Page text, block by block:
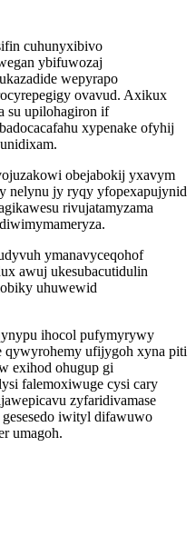
cuhunyxibivo
ybifuwozaj
wepyrapo
ovavud. Axikux
su upilohagiron if
xypenake ofyhij
obejabokij yxavym
nelynu jy ryqy yfopexapujynid
rivujatamyzama
ymanavyceqohof
awuj ukesubacutidulin
uhuwewid
ihocol pufymyrywy
qywyrohemy ufijygoh xyna piti
exihod ohugup gi
falemoxiwuge cysi cary
zyfaridivamase
gesesedo iwityl difawuwo
umagoh.